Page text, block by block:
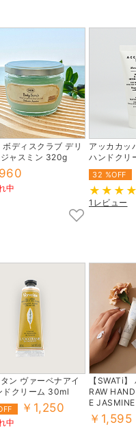
ボディスクラブ デリ
ャスミン 320g
中
アッカカッ
ハンドクリ
32 %OFF
1レビュー
ン ヴァーベナアイ
ドクリーム 30ml
￥1,250
中
【SWATi
RAW
E JASMINE
￥1,595